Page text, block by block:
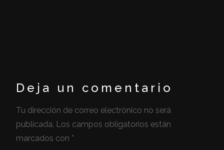
Deja un comentario
Tu dirección de correo electrónico no será
publicada. Los campos obligatorios están
marcados con *